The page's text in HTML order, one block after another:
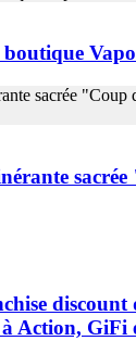
discount
Action, GiFi